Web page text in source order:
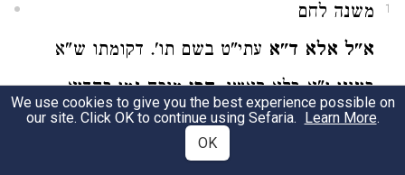
1
משנה לחם
א"ל אלא ד"א עתי"ט בשם תו'. דקומתו ש"א
בינוני ג"א בלא ראשו.הכימוכח נמי בהדיא
בגמרא ר"פ מש"א. דמשח ארבע גרמידי כו'.
We use cookies to give you the best experience possible on
our site. Click OK to continue using Sefaria. Learn More.
OK